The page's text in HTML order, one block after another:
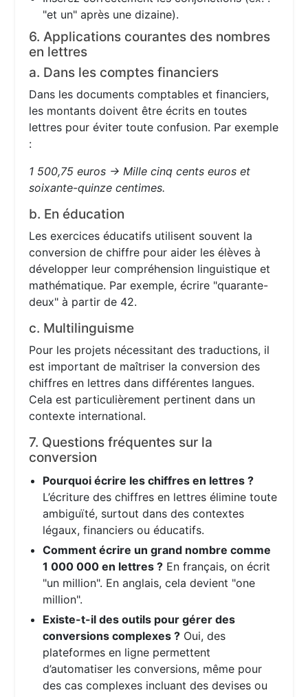
"et un" après une dizaine).
6. Applications courantes des nombres
en lettres
a. Dans les comptes financiers
Dans les documents comptables et financiers,
les montants doivent être écrits en toutes
lettres pour éviter toute confusion. Par exemple
:
1 500,75 euros → Mille cinq cents euros et
soixante-quinze centimes.
b. En éducation
Les exercices éducatifs utilisent souvent la
conversion de chiffre pour aider les élèves à
développer leur compréhension linguistique et
mathématique. Par exemple, écrire "quarante-
deux" à partir de 42.
c. Multilinguisme
Pour les projets nécessitant des traductions, il
est important de maîtriser la conversion des
chiffres en lettres dans différentes langues.
Cela est particulièrement pertinent dans un
contexte international.
7. Questions fréquentes sur la
conversion
Pourquoi écrire les chiffres en lettres ?
L’écriture des chiffres en lettres élimine toute
ambiguïté, surtout dans des contextes
légaux, financiers ou éducatifs.
Comment écrire un grand nombre comme
1 000 000 en lettres ? En français, on écrit
"un million". En anglais, cela devient "one
million".
Existe-t-il des outils pour gérer des
conversions complexes ? Oui, des
plateformes en ligne permettent
d’automatiser les conversions, même pour
des cas complexes incluant des devises ou